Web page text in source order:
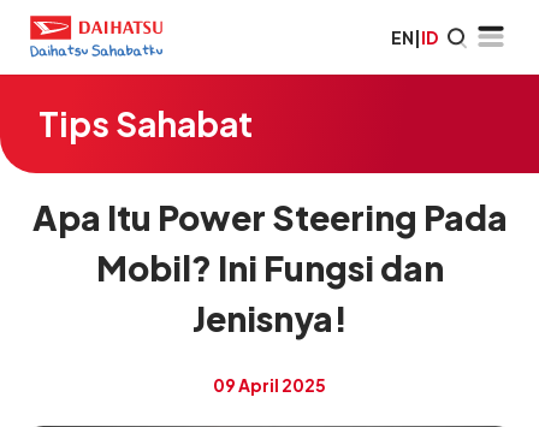
EN|ID
Tips Sahabat
Apa Itu Power Steering Pada
Mobil? Ini Fungsi dan
Jenisnya!
09 April 2025